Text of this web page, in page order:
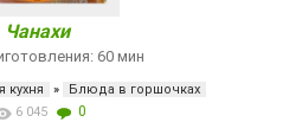
Чанахи
60 мин
кухня »
Блюда в горшочках
6 045
0